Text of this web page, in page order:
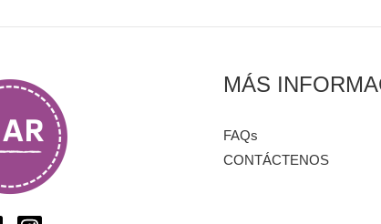
MÁS
FAQs
CONTÁCTENOS